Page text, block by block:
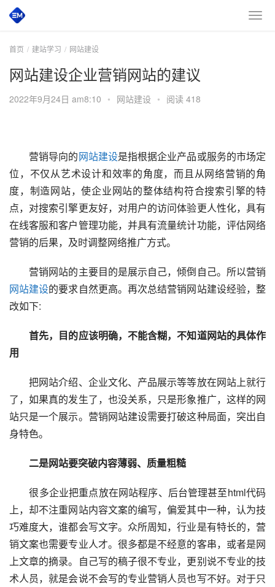
首页 建站学习 网站建设
网站建设企业营销网站的建议
2022年9月24日 am8:10 • 网站建设 • 阅读 418
营销导向的网站建设是指根据企业产品或服务的市场定
位，不仅从艺术设计和效率的角度，而且从网络营销的角
度，制造网站，使企业网站的整体结构符合搜索引擎的特
点，对搜索引擎更友好，对用户的访问体验更人性化，具有
在线客服和客户管理功能，并具有流量统计功能，评估网络
营销的后果，及时调整网络推广方式。
营销网站的主要目的是展示自己，倾倒自己。所以营销
网站建设的要求自然更高。再次总结营销网站建设经验，整
改如下:
首先，目的应该明确，不能含糊，不知道网站的具体作
用
把网站介绍、企业文化、产品展示等等放在网站上就行
了，如果真的发生了，也没关系，只是形象推广，这样的网
站只是一个展示。营销网站建设需要打破这种局面，突出自
身特色。
二是网站要突破内容薄弱、质量粗糙
很多企业把重点放在网站程序、后台管理甚至html代码
上，却不注重网站内容文案的编写，偏爱其中一种，认为技
巧难度大，谁都会写文字。众所周知，行业是有特长的，营
销文案也需要专业人才。很多都是不经意的客串，或者是网
上文章的摘录。自己写的稿子很不专业，更别说不专业的技
术人员，就是会说不会写的专业营销人员也写不好。对于只